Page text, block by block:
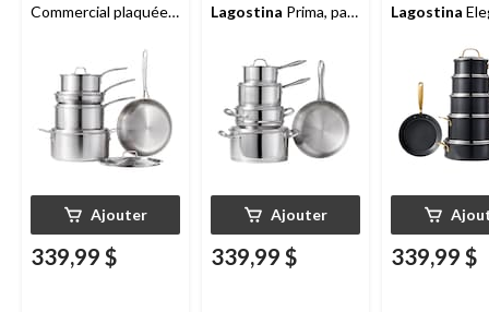
Commercial plaquée à
Ajouter
339,99 $
Lagostina Prima, paq.
Ajouter
339,99 $
Lagostina
339,99 $